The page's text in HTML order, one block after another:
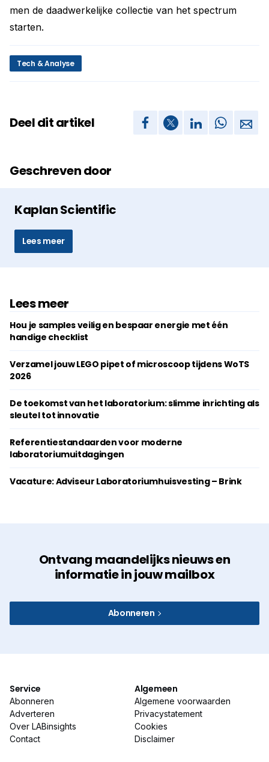
men de daadwerkelijke collectie van het spectrum
starten.
Tech & Analyse
Deel dit artikel
Geschreven door
Kaplan Scientific
Lees meer
Lees meer
Hou je samples veilig en bespaar energie met één
handige checklist
Verzamel jouw LEGO pipet of microscoop tijdens WoTS
2026
De toekomst van het laboratorium: slimme inrichting als
sleutel tot innovatie
Referentiestandaarden voor moderne
laboratoriumuitdagingen
Vacature: Adviseur Laboratoriumhuisvesting – Brink
Ontvang maandelijks nieuws en
informatie in jouw mailbox
Abonneren
Service
Abonneren
Adverteren
Over LABinsights
Contact
Algemeen
Algemene voorwaarden
Privacystatement
Cookies
Disclaimer